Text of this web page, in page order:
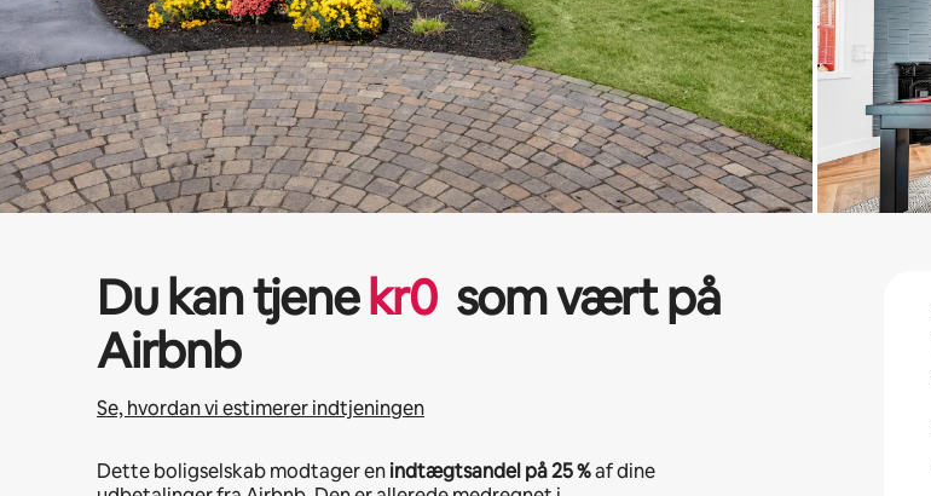
Du kan tjenekr0 som vært på
Airbnb
Se, hvordan vi estimerer indtjeningen
Dette boligselskab modtager enindtægtsandel på25 %af dine